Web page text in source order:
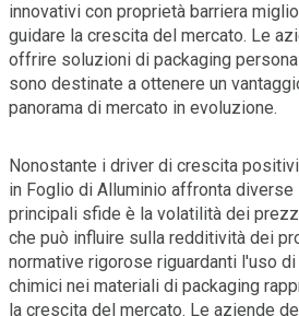
innovativi con proprietà barriera
guidare la crescita del mercato. Le
offrire soluzioni di packaging
sono destinate a ottenere un
panorama di mercato in evoluzione.
Nonostante i driver di crescita
in Foglio di Alluminio affronta diverse
principali sfide è la volatilità dei
che può influire sulla redditività dei
normative rigorose riguardanti l'uso
chimici nei materiali di packaging
la crescita del mercato. Le aziende